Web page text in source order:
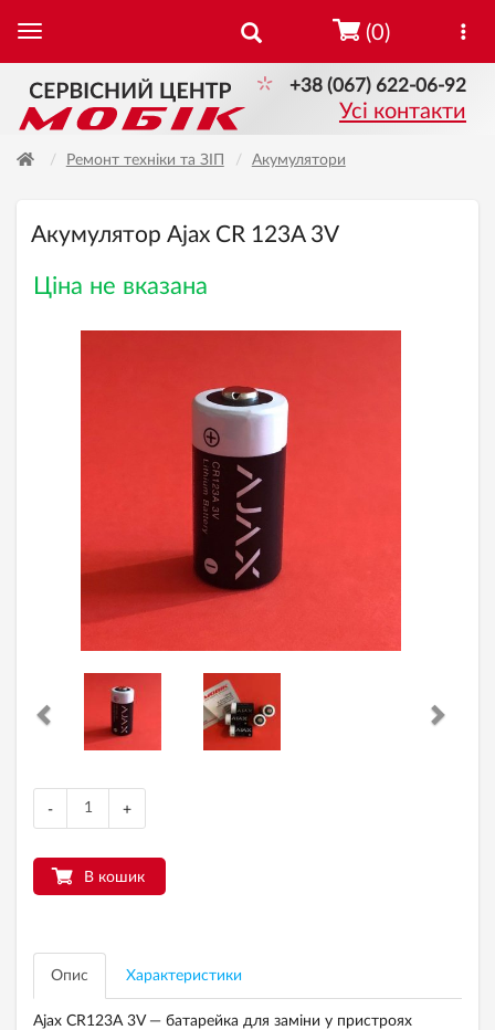
+38 (067) 622-06-92
Усі контакти
(0)
Ремонт техніки та ЗІП Акумулятори
Акумулятор Ajax CR 123A 3V
Ціна не вказана
- +
В кошик
Опис Характеристики
Ajax CR123A 3V — батарейка для заміни у пристроях